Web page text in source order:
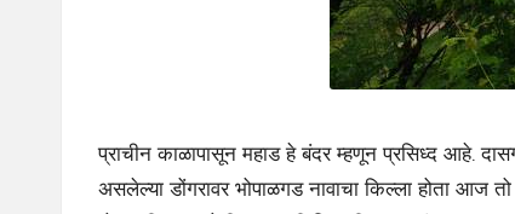
प्राचीन काळापासून महाड हे बंदर म्हणून प्रसिध्द आहे.
असलेल्या डोंगरावर भोपाळगड नावाचा किल्ला होता आज